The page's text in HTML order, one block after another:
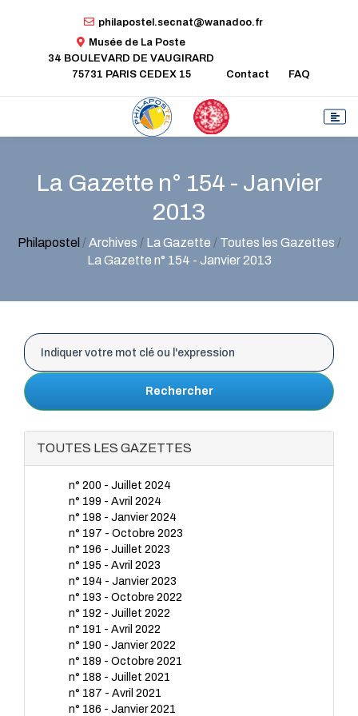
philapostel.secnat@wanadoo.fr
Musée de La Poste
34 BOULEVARD DE VAUGIRARD
75731 PARIS CEDEX 15
Contact FAQ
La Gazette n° 154 - Janvier
2013
Philapostel /Archives / La Gazette / Toutes les Gazettes /
La Gazette n° 154 - Janvier 2013
Rechercher
TOUTES LES GAZETTES
n° 200 - Juillet 2024
n° 199 - Avril 2024
n° 198 - Janvier 2024
n° 197 - Octobre 2023
n° 196 - Juillet 2023
n° 195 - Avril 2023
n° 194 - Janvier 2023
n° 193 - Octobre 2022
n° 192 - Juillet 2022
n° 191 - Avril 2022
n° 190 - Janvier 2022
n° 189 - Octobre 2021
n° 188 - Juillet 2021
n° 187 - Avril 2021
n° 186 - Janvier 2021